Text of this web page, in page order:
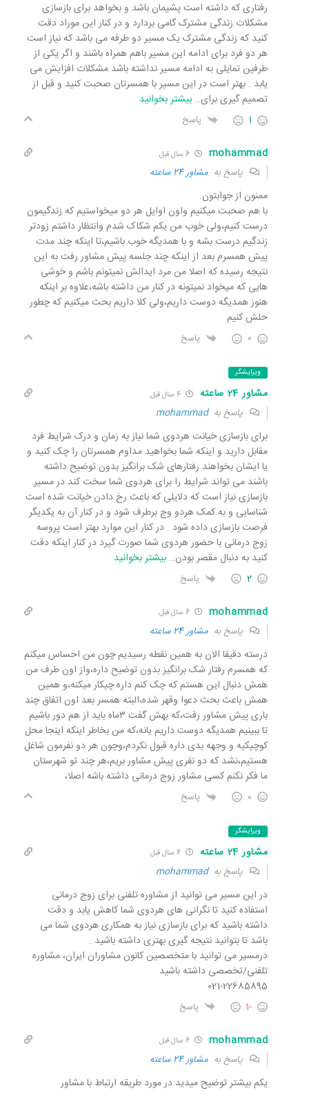
رفتاری که داشته است پشیمان باشد و بخواهد برای بازسازی
مشکلات زندگی مشترک گامی بردارد و در کنار این موراد دقت
کنید که زندگی مشترک یک مسیر دو طرفه می باشد که نیاز است
هر دو فرد برای ادامه این مسیر باهم همراه باشند و اگر یکی از
طرفین تمایلی به ادامه مسیر نداشته باشد مشکلات افزایش می
یابد . بهتر است در این مسیر با همسرتان صحبت کنید و قبل از
تصمیم گیری برای… بیشتر بخوانید
1 پاسخ
mohammad 6 سال قبل
پاسخ به مشاور 24 ساعته
ممنون از جوابتون.
با هم صحبت میکنیم واون اوایل هر دو میخواستیم که زندگیمون
درست کنیم،ولی خوب من یکم شکاک شدم وانتظار داشتم زودتر
زندگیم درست بشه و با همدیگه خوب باشیم،تا اینکه چند مدت
پیش همسرم بعد از اینکه چند جلسه پیش مشاور رفت به این
نتیجه رسیده که اصلا من مرد ایدالش نمیتونم باشم و خوشی
هایی که میخواد نمیتونه در کنار من داشته باشه،علاوه بر اینکه
هنوز همدیگه دوست داریم،ولی کلا داریم بحث میکنیم که چطور
حلش کنیم
0 پاسخ
ویرایشگر
مشاور 24 ساعته 6 سال قبل
پاسخ بهmohammad
برای بازسازی خیانت هردوی شما نیاز به زمان و درک شرایط فرد
مقابل دارید و اینکه شما بخواهید مداوم همسرتان را چک کنید و
یا ایشان بخواهند رفتارهای شک برانگیز بدون توضیح داشته
باشند می تواند شرایط را برای هردوی شما سخت کند در مسیر
بازسازی نیاز است که دلایلی که باعث رخ دادن خیانت شده است
شناسایی و به کمک هردو وج برطرف شود و در کنار آن به یکدیگر
فرصت بازسازی داده شود . در کنار این موارد بهتر است پروسه
زوج درمانی با حضور هردوی شما صورت گیرد در کنار اینکه دقت
کنید به دنبال مقصر بودن… بیشتر بخوانید
2 پاسخ
mohammad 6 سال قبل
پاسخ به مشاور 24 ساعته
درسته دقیقا الان به همین نقطه رسیدیم چون من احساس میکنم
که همسرم رفتار شک برانگیز بدون توضیح داره،واز اون طرف من
همش دنبال این هستم که چک کنم داره چیکار میکنه،و همین
همش باعث بحث دعوا وقهر شده،البته همسر بعد اون اتفاق چند
باری پیش مشاور رفت،که بهش گفت ۳ماه باید از هم دور باشیم
تا ببینیم همدیگه دوست داریم یانه،که من بخاطر اینکه اینجا محل
کوچیکیه و وجهه بدی داره قبول نکردم،وچون هر دو نفرمون شاغل
هستیم،نشد که دو نفری پیش مشاور بریم،هر چند تو شهرستان
ما فکر نکنم کسی مشاور زوج درمانی داشته باشه اصلا،
0 پاسخ
ویرایشگر
مشاور 24 ساعته 6 سال قبل
پاسخ بهmohammad
در این مسیر می توانید از مشاوره تلفنی برای زوج درمانی
استفاده کنید تا نگرانی های هردوی شما کاهش یابد و دقت
داشته باشید که برای بازسازی نیاز به همکاری هردوی شما می
باشد تا بتوانید نتیجه گیری بهتری داشته باشید .
درمسیر می توانید با متخصصین کانون مشاوران ایران، مشاوره
تلفنی/تخصصی داشته باشید
021-22685895
-1 پاسخ
mohammad 6 سال قبل
پاسخ به مشاور 24 ساعته
یکم بیشتر توضیح میدید در مورد طریقه ارتباط با مشاور